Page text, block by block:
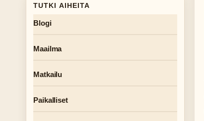
TUTKI AIHEITA
Blogi
Maailma
Matkailu
Paikalliset